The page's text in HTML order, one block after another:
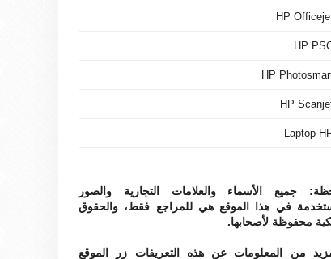
HP
HP
HP
HP
Laptop
جميع الأسماء والعلامات التجارية والصور
في هذا الموقع هي للمراجع فقط، والحقوق
محفوظة لأصحابها.
من المعلومات عن هذه التعريفات زر الموقع